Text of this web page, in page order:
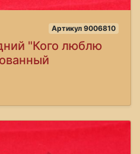
Артикул 9006810
"Кого люблю